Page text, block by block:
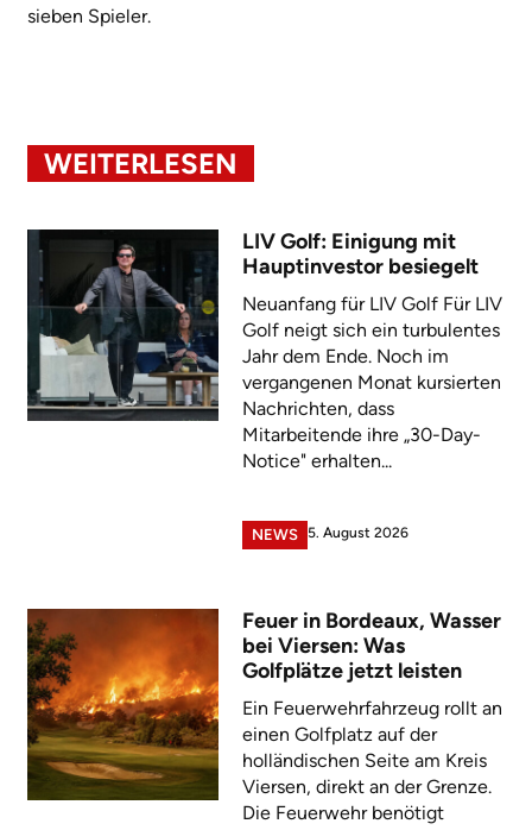
sieben Spieler.
WEITERLESEN
LIV Golf: Einigung mit
Hauptinvestor besiegelt
Neuanfang für LIV Golf Für LIV
Golf neigt sich ein turbulentes
Jahr dem Ende. Noch im
vergangenen Monat kursierten
Nachrichten, dass
Mitarbeitende ihre „30-Day-
Notice" erhalten...
NEWS 5. August 2026
Feuer in Bordeaux, Wasser
bei Viersen: Was
Golfplätze jetzt leisten
Ein Feuerwehrfahrzeug rollt an
einen Golfplatz auf der
holländischen Seite am Kreis
Viersen, direkt an der Grenze.
Die Feuerwehr benötigt